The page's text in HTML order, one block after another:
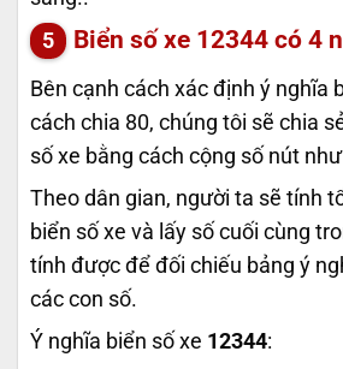
Biển số xe 12344 có 4
Bên cạnh cách xác định ý nghĩa
cách chia 80, chúng tôi sẽ chia
số xe bằng cách cộng số nút
Theo dân gian, người ta sẽ tính
biển số xe và lấy số cuối cùng
tính được để đối chiếu bảng ý
các con số.
Ý nghĩa biển số xe 12344: